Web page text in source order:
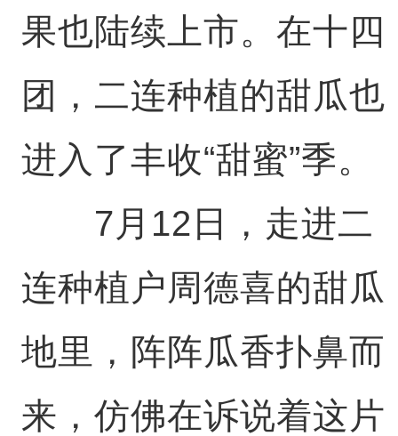
果也陆续上市。在十四
团，二连种植的甜瓜也
进入了丰收“甜蜜”季。
7月12日，走进二
连种植户周德喜的甜瓜
地里，阵阵瓜香扑鼻而
来，仿佛在诉说着这片